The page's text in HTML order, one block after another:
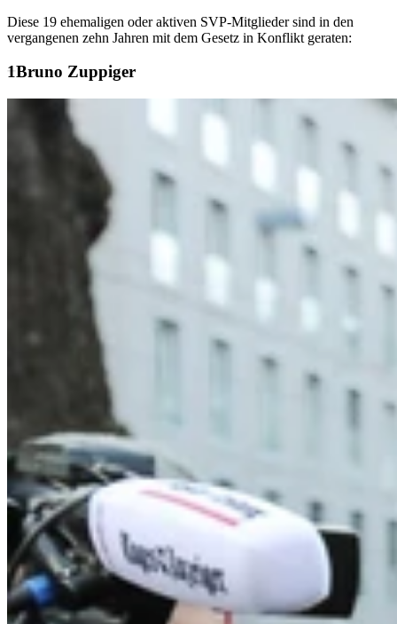
Diese 19 ehemaligen oder aktiven SVP-Mitglieder sind in den
vergangenen zehn Jahren mit dem Gesetz in Konflikt geraten:
Bruno Zuppiger